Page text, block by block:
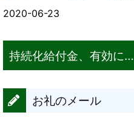
2020-06-23
持続化給付金、有効に…
お礼のメール